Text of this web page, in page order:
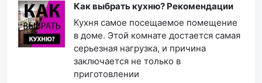
Как выбрать кухню? Рекомендации
Кухня самое посещаемое помещение
в доме. Этой комнате достается самая
серьезная нагрузка, и причина
заключается не только в
приготовлении